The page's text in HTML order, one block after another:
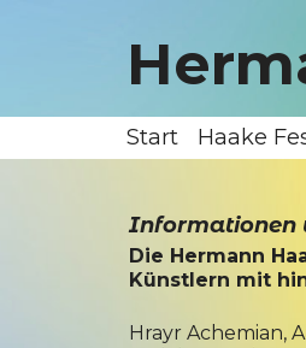
Start Haake
Informationen
Die Hermann
Künstlern mit
Hrayr Achemian,